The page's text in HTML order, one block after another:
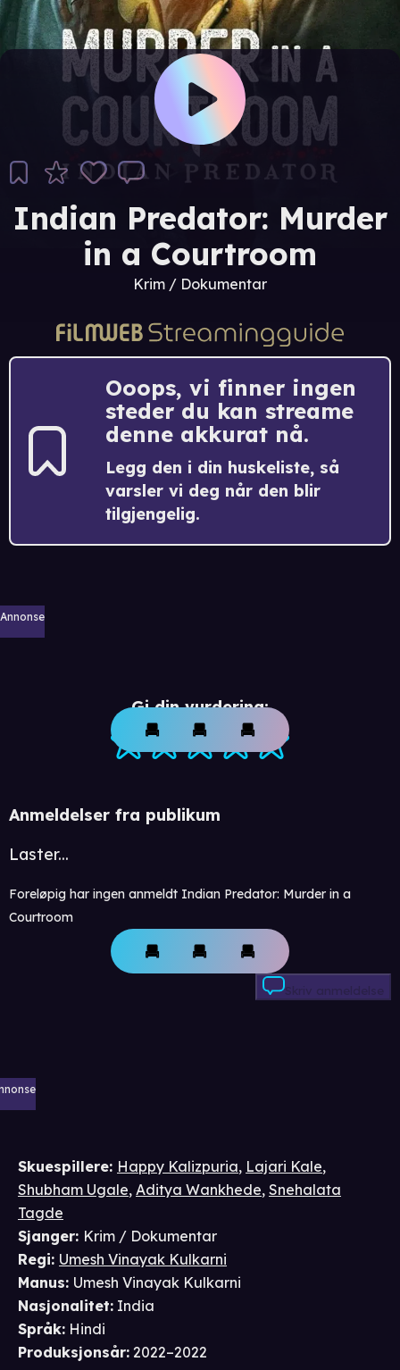
Indian Predator: Murder
in a Courtroom
Krim / Dokumentar
Ooops, vi finner ingen
steder du kan streame
denne akkurat nå.
Legg den i din huskeliste, så
varsler vi deg når den blir
tilgjengelig.
Annonse
Gi din vurdering:
Anmeldelser fra publikum
Laster...
Foreløpig har ingen anmeldt Indian Predator: Murder in a
Courtroom
Skriv anmeldelse
Skuespillere: Happy Kalizpuria, Lajari Kale,
Shubham Ugale, Aditya Wankhede, Snehalata
Tagde
Sjanger: Krim / Dokumentar
Regi: Umesh Vinayak Kulkarni
Manus: Umesh Vinayak Kulkarni
Nasjonalitet: India
Språk: Hindi
Produksjonsår: 2022–2022